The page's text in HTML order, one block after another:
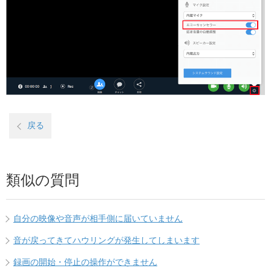
戻る
類似の質問
自分の映像や音声が相手側に届いていません
音が戻ってきてハウリングが発生してしまいます
録画の開始・停止の操作ができません